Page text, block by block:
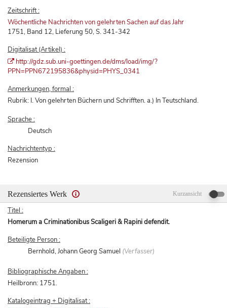
Zeitschrift :
Wöchentliche Nachrichten von gelehrten Sachen auf das Jahr
1751, Band 12, Lieferung 50, S. 341-342
Digitalisat (Artikel) :
http://gdz.sub.uni-goettingen.de/dms/load/img/?
PPN=PPN672195836&physid=PHYS_0341
Anmerkungen, formal :
Rubrik: I. Von gelehrten Büchern und Schrifften. a.) In Teutschland.
Sprache :
Deutsch
Nachrichtentyp :
Rezension
Rezensiertes Werk Kurzansicht
Titel :
Homerum a Criminationibus Scaligeri & Rapini defendit.
Beteiligte Person :
Bernhold, Johann Georg Samuel (Verfasser)
Bibliographische Angaben :
Heilbronn: 1751.
Katalogeintrag + Digitalisat :